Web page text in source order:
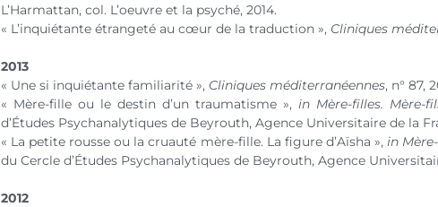
L’Harmattan, col. L’oeuvre et la psyché, 2014.
« L’inquiétante étrangeté au cœur de la traduction », Cliniques
2013
« Une si inquiétante familiarité », Cliniques méditerranéennes, n° 87,
« Mère-fille ou le destin d’un traumatisme », in Mère-filles. Mère-
d’Études Psychanalytiques de Beyrouth, Agence Universitaire de la
« La petite rousse ou la cruauté mère-fille. La figure d’Aïsha », in
du Cercle d’Études Psychanalytiques de Beyrouth, Agence
2012